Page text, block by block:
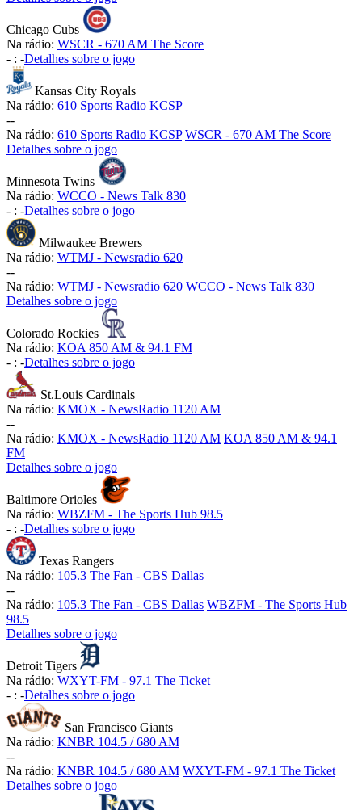
Chicago Cubs
Na rádio: WSCR - 670 AM The Score
- : -Detalhes sobre o jogo
Kansas City Royals
Na rádio: 610 Sports Radio KCSP
--
Na rádio: 610 Sports Radio KCSP WSCR - 670 AM The Score
Detalhes sobre o jogo
Minnesota Twins
Na rádio: WCCO - News Talk 830
- : -Detalhes sobre o jogo
Milwaukee Brewers
Na rádio: WTMJ - Newsradio 620
--
Na rádio: WTMJ - Newsradio 620 WCCO - News Talk 830
Detalhes sobre o jogo
Colorado Rockies
Na rádio: KOA 850 AM & 94.1 FM
- : -Detalhes sobre o jogo
St.Louis Cardinals
Na rádio: KMOX - NewsRadio 1120 AM
--
Na rádio: KMOX - NewsRadio 1120 AM KOA 850 AM & 94.1
FM
Detalhes sobre o jogo
Baltimore Orioles
Na rádio: WBZFM - The Sports Hub 98.5
- : -Detalhes sobre o jogo
Texas Rangers
Na rádio: 105.3 The Fan - CBS Dallas
--
Na rádio: 105.3 The Fan - CBS Dallas WBZFM - The Sports Hub
98.5
Detalhes sobre o jogo
Detroit Tigers
Na rádio: WXYT-FM - 97.1 The Ticket
- : -Detalhes sobre o jogo
San Francisco Giants
Na rádio: KNBR 104.5 / 680 AM
--
Na rádio: KNBR 104.5 / 680 AM WXYT-FM - 97.1 The Ticket
Detalhes sobre o jogo